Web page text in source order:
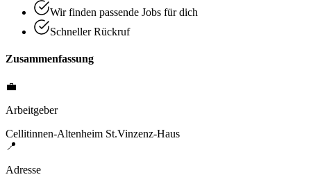
Wir finden passende Jobs für dich
Schneller Rückruf
Zusammenfassung
💼
Arbeitgeber
Cellitinnen-Altenheim St.Vinzenz-Haus
📍
Adresse